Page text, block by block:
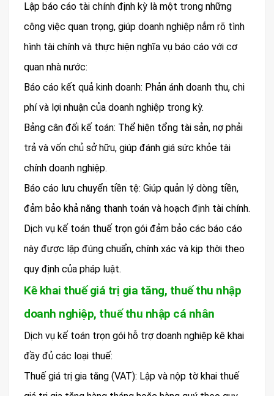
Lập báo cáo tài chính định kỳ là một trong những
công việc quan trọng, giúp doanh nghiệp nắm rõ tình
hình tài chính và thực hiện nghĩa vụ báo cáo với cơ
quan nhà nước:
Báo cáo kết quả kinh doanh: Phản ánh doanh thu, chi
phí và lợi nhuận của doanh nghiệp trong kỳ.
Bảng cân đối kế toán: Thể hiện tổng tài sản, nợ phải
trả và vốn chủ sở hữu, giúp đánh giá sức khỏe tài
chính doanh nghiệp.
Báo cáo lưu chuyển tiền tệ: Giúp quản lý dòng tiền,
đảm bảo khả năng thanh toán và hoạch định tài chính.
Dịch vụ kế toán thuế trọn gói đảm bảo các báo cáo
này được lập đúng chuẩn, chính xác và kịp thời theo
quy định của pháp luật.
Kê khai thuế giá trị gia tăng, thuế thu nhập
doanh nghiệp, thuế thu nhập cá nhân
Dịch vụ kế toán trọn gói hỗ trợ doanh nghiệp kê khai
đầy đủ các loại thuế:
Thuế giá trị gia tăng (VAT): Lập và nộp tờ khai thuế